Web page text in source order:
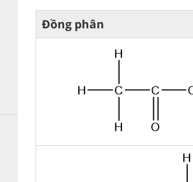
Đồng phân